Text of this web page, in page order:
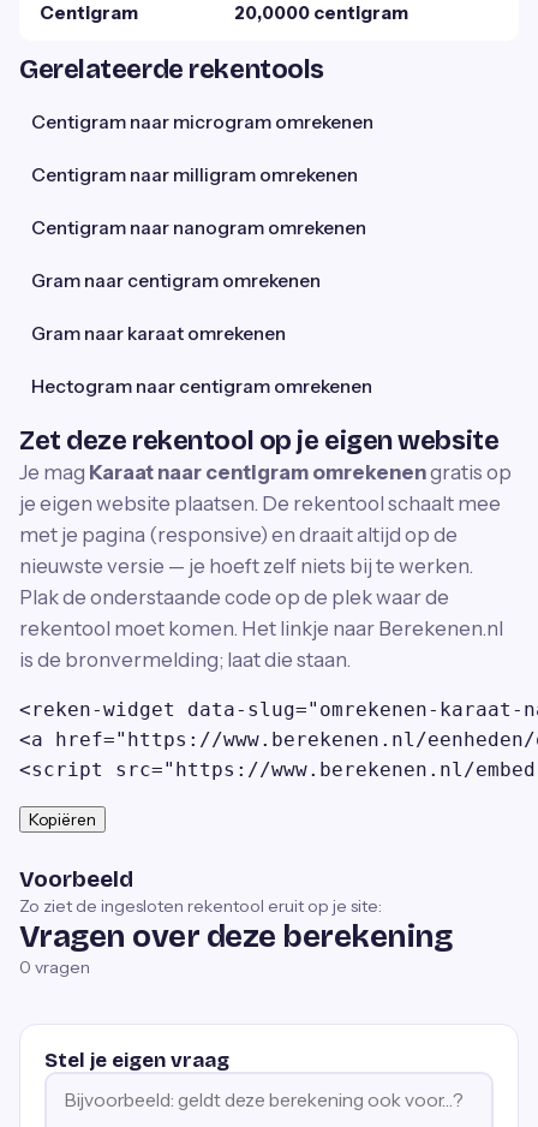
Centigram 20,0000 centigram
Gerelateerde rekentools
Centigram naar microgram omrekenen
Centigram naar milligram omrekenen
Centigram naar nanogram omrekenen
Gram naar centigram omrekenen
Gram naar karaat omrekenen
Hectogram naar centigram omrekenen
Zet deze rekentool op je eigen website
Je mag Karaat naar centigram omrekenengratis op
je eigen website plaatsen. De rekentool schaalt mee
met je pagina (responsive) en draait altijd op de
nieuwste versie — je hoeft zelf niets bij te werken.
Plak de onderstaande code op de plek waar de
rekentool moet komen. Het linkje naar Berekenen.nl
is de bronvermelding; laat die staan.
<reken-widget data-slug="omrekenen-karaat-
<a href="https://www.berekenen.nl/
<script src="https://www.berekenen.nl/
Kopiëren
Voorbeeld
Zo ziet de ingesloten rekentool eruit op je site:
Vragen over deze berekening
0 vragen
Stel je eigen vraag